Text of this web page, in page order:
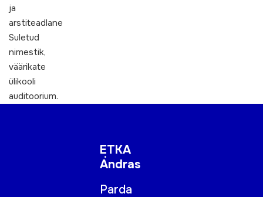
ja
arstiteadlane
Suletud
nimestik,
väärikate
ülikooli
auditoorium.
ETKA
Andras
Parda